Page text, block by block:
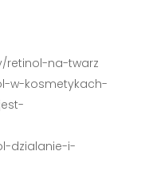
retinol-na-twarz
w-kosmetykach-
dzialanie-i-